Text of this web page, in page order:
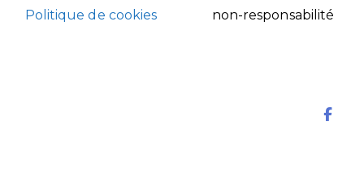
Politique de cookies
non-responsabilité